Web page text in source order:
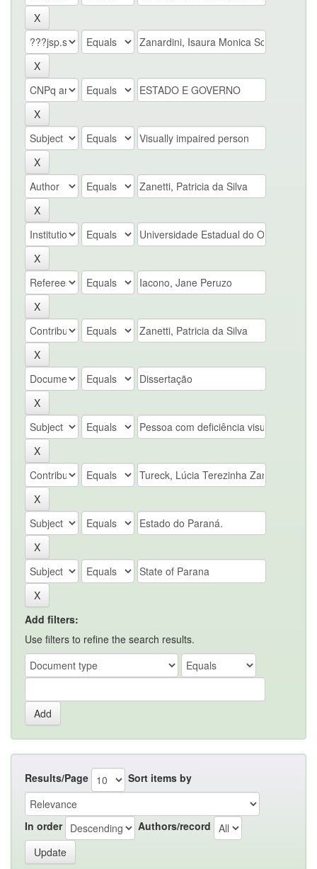
Add filters:
Use filters to refine the search results.
Results/Page Sort items by
In order Authors/record